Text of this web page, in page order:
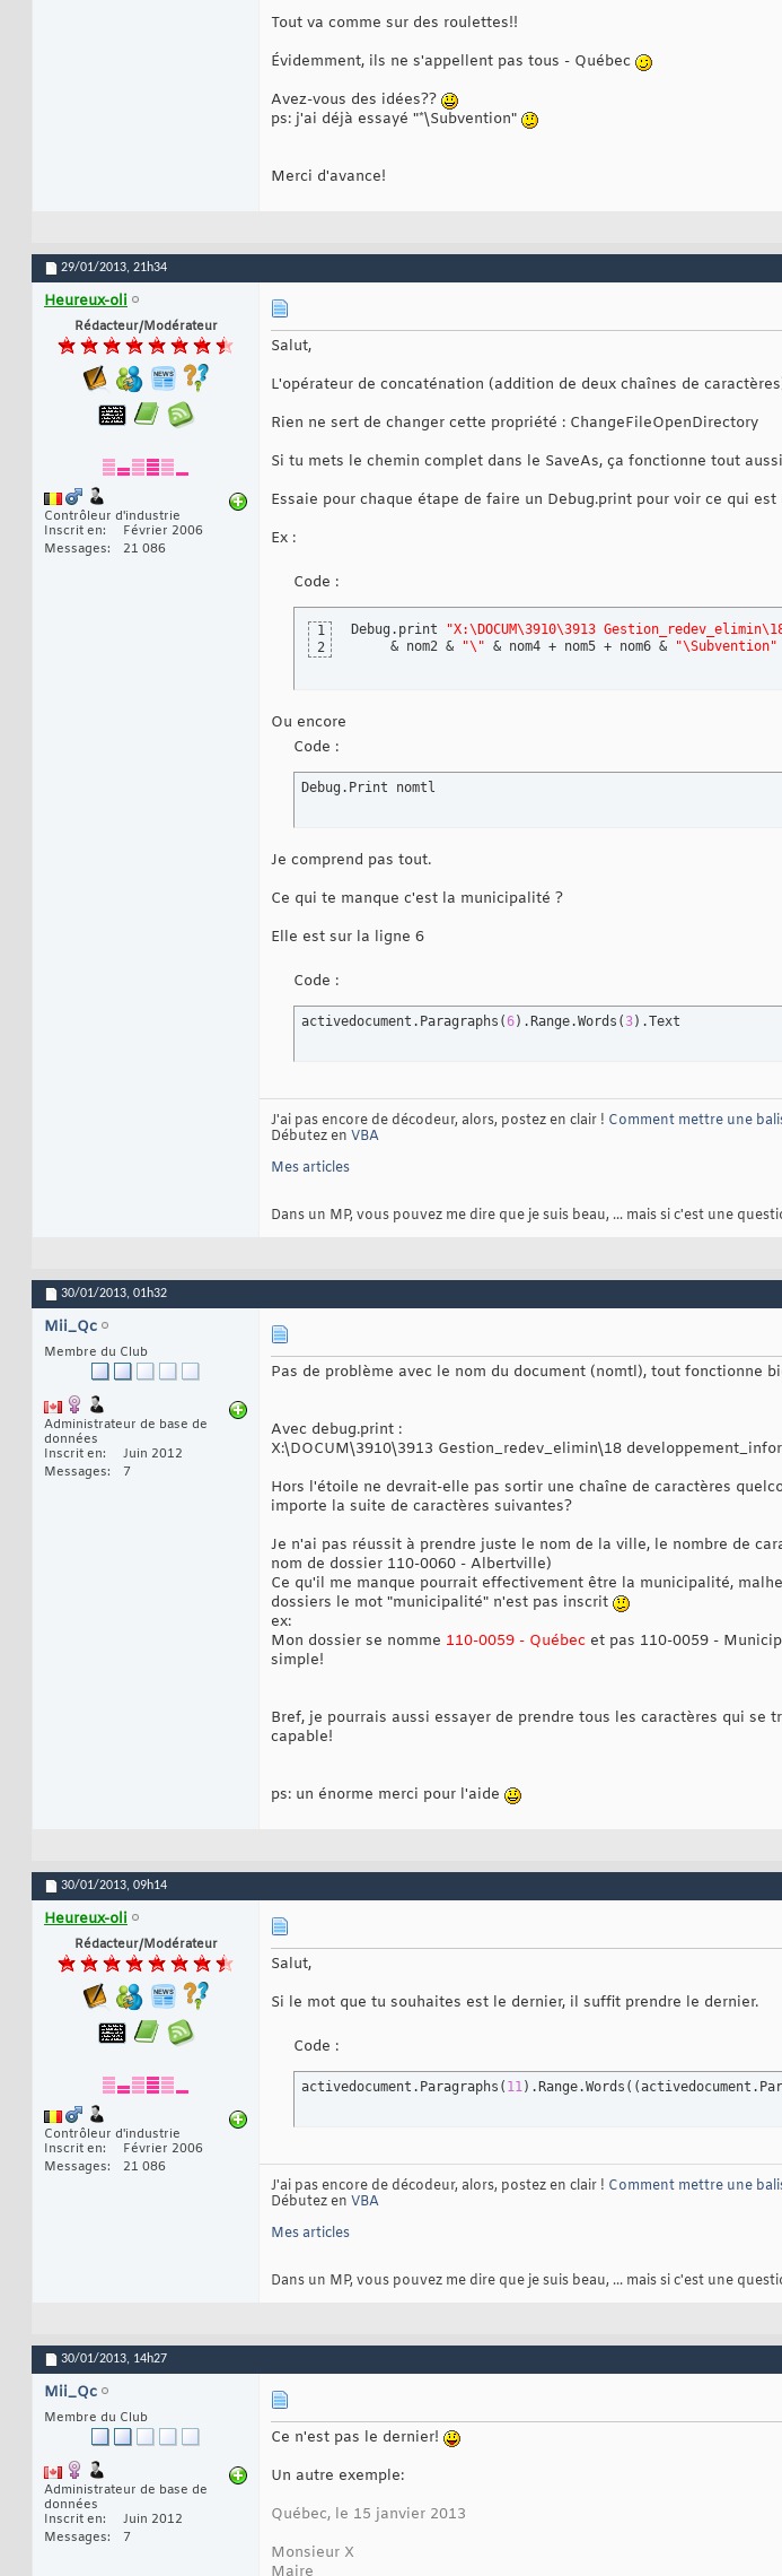
Tout va comme sur des roulettes!!
Évidemment, ils ne s'appellent pas tous - Québec
Avez-vous des idées??
ps: j'ai déjà essayé "*\Subvention"
Merci d'avance!
29/01/2013, 21h34
Heureux-oli
Rédacteur/Modérateur
Contrôleur d'industrie
Inscrit en
Février 2006
Messages
21 086
Salut,
L'opérateur de concaténation (addition de deux chaînes de
Rien ne sert de changer cette propriété : ChangeFileOpenDirectory
Si tu mets le chemin complet dans le SaveAs, ça fonctionne tout
Essaie pour chaque étape de faire un Debug.print pour voir ce qui
Ex :
Code :
1
2
Debug.print "X:\DOCUM\3910\3913
     & nom2 &
"\" & nom4 + nom5 + nom6 & "\Subvention"
Ou encore
Code :
Debug.Print nomtl
Je comprend pas tout.
Ce qui te manque c'est la municipalité ?
Elle est sur la ligne 6
Code :
activedocument.Paragraphs (6) .Range.Words (3) .Text
J'ai pas encore de décodeur, alors, postez en clair ! Comment mettre une
Débutez en VBA
Mes articles
Dans un MP, vous pouvez me dire que je suis beau, ... mais si c'est une
30/01/2013, 01h32
Mii_Qc
Membre du Club
Administrateur de base de
données
Inscrit en
Juin 2012
Messages
7
Pas de problème avec le nom du document (nomtl), tout fonctionne
Avec debug.print :
X:\DOCUM\3910\3913 Gestion_redev_elimin\18
Hors l'étoile ne devrait-elle pas sortir une chaîne de caractères
importe la suite de caractères suivantes?
Je n'ai pas réussit à prendre juste le nom de la ville, le nombre de
nom de dossier 110-0060 - Albertville)
Ce qu'il me manque pourrait effectivement être la municipalité,
dossiers le mot "municipalité" n'est pas inscrit
ex:
Mon dossier se nomme 110-0059 - Québec et pas 110-0059 -
simple!
Bref, je pourrais aussi essayer de prendre tous les caractères qui
capable!
ps: un énorme merci pour l'aide
30/01/2013, 09h14
Heureux-oli
Rédacteur/Modérateur
Contrôleur d'industrie
Inscrit en
Février 2006
Messages
21 086
Salut,
Si le mot que tu souhaites est le dernier, il suffit prendre le dernier.
Code :
activedocument.Paragraphs ( 11) .Range.Words ( (
J'ai pas encore de décodeur, alors, postez en clair ! Comment mettre une
Débutez en VBA
Mes articles
Dans un MP, vous pouvez me dire que je suis beau, ... mais si c'est une
30/01/2013, 14h27
Mii_Qc
Membre du Club
Administrateur de base de
données
Inscrit en
Juin 2012
Messages
7
Ce n'est pas le dernier!
Un autre exemple:
Québec, le 15 janvier 2013
Monsieur X